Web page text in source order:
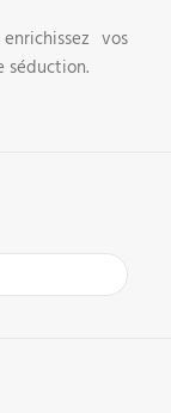
vos
séduction.